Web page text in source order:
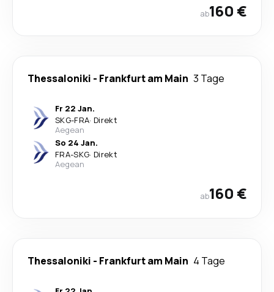
ab160 €
Thessaloniki - Frankfurt am Main 3 Tage
Fr 22 Jan.
SKG-FRA· Direkt
Aegean
So 24 Jan.
FRA-SKG· Direkt
Aegean
ab160 €
Thessaloniki - Frankfurt am Main 4 Tage